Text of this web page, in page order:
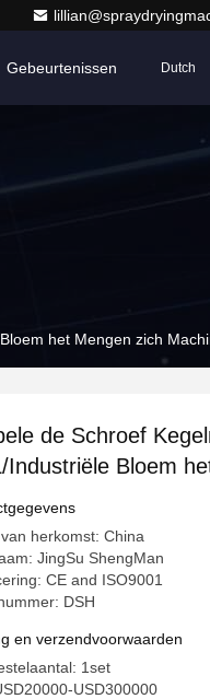
Gebeurtenissen Dutch
het Mengen zich
de Schroef
Industriële Bloem
herkomst: China
JingSu ShengMan
CE and ISO9001
DSH
en verzendvoorwaarden
1set
USD300000